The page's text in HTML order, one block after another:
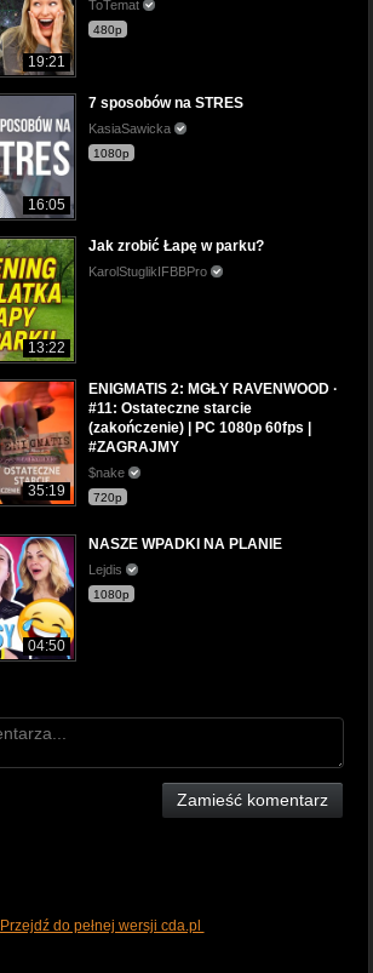
19:21
ToTemat
480p
16:05
7 sposobów na STRES
KasiaSawicka
1080p
13:22
Jak zrobić Łapę w parku?
KarolStuglikIFBBPro
35:19
ENIGMATIS 2: MGŁY RAVENWOOD ·
#11: Ostateczne starcie
(zakończenie) | PC 1080p 60fps |
#ZAGRAJMY
$nake
720p
04:50
NASZE WPADKI NA PLANIE
Lejdis
1080p
Zamieść komentarz
Przejdź do pełnej wersji cda.pl